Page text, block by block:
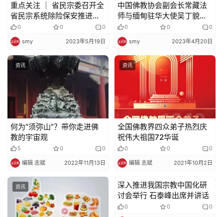
重点关注 ｜ 省民宗委召开全
省民宗系统除险保安推进视
频会
0 0 0
smy 2023年5月19日
中国佛教协会副会长常藏法
师与缅甸驻华大使吴丁貌瑞
等在北京灵光寺欢度缅历新
年泼水节
0 0 0
smy 2023年4月20日
资讯
何为“须弥山”？带你走进佛
教的宇宙观
5 0 0
编辑 志斌 2022年11月13日
资讯
全国佛教界四众弟子热烈庆
祝伟大祖国72华诞
0 0 0
编辑 志斌 2021年10月2日
资讯 资讯
深入推进我国宗教中国化研
讨会举行 石泰峰出席并讲话
0 0 0